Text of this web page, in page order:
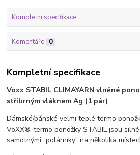
Kompletní specifikace
Komentáře 0
Kompletní specifikace
Voxx STABIL CLIMAYARN vlněné
stříbrným vláknem Ag (1 pár)
Dámské/pánské velmi teplé termo
VoXX®, termo ponožky STABIL jsou
samotnými „polárníky“ na několika